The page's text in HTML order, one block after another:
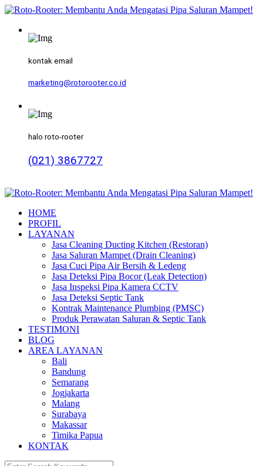
kontak email
marketing@rotorooter.co.id
halo roto-rooter
(021) 3867727
HOME
PROFIL
LAYANAN
Jasa Cleaning Ducting Kitchen (Restoran)
Jasa Saluran Mampet (Drain Cleaning)
Jasa Cuci Pipa Air Bersih & Ledeng
Jasa Deteksi Pipa Bocor (Leak Detection)
Jasa Inspeksi Pipa Kamera CCTV
Jasa Deteksi Septic Tank
Kontrak Maintenance Plumbing (PMSC)
Produk Perawatan Saluran & Septic Tank
TESTIMONI
BLOG
AREA LAYANAN
Bali
Bandung
Semarang
Jogjakarta
Malang
Surabaya
Makassar
Timika Papua
KONTAK